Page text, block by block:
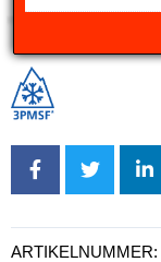
ARTIKELNUMMER: